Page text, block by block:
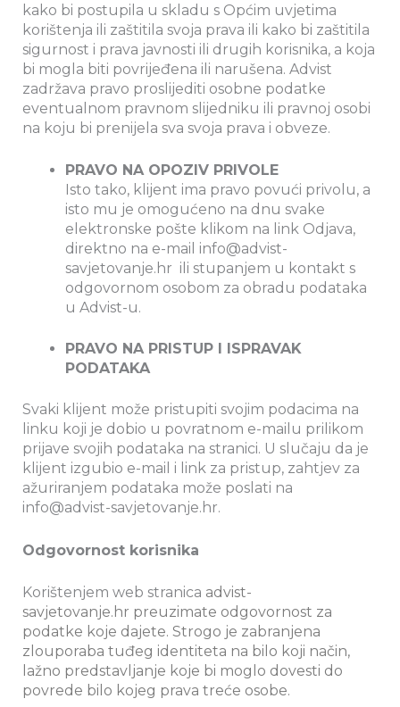
kako bi postupila u skladu s Općim uvjetima
korištenja ili zaštitila svoja prava ili kako bi zaštitila
sigurnost i prava javnosti ili drugih korisnika, a koja
bi mogla biti povrijeđena ili narušena. Advist
zadržava pravo proslijediti osobne podatke
eventualnom pravnom slijedniku ili pravnoj osobi
na koju bi prenijela sva svoja prava i obveze.
PRAVO NA OPOZIV PRIVOLE
Isto tako, klijent ima pravo povući privolu, a
isto mu je omogućeno na dnu svake
elektronske pošte klikom na link Odjava,
direktno na e-mail info@advist-
savjetovanje.hr ili stupanjem u kontakt s
odgovornom osobom za obradu podataka
u Advist-u.
PRAVO NA PRISTUP I ISPRAVAK
PODATAKA
Svaki klijent može pristupiti svojim podacima na
linku koji je dobio u povratnom e-mailu prilikom
prijave svojih podataka na stranici. U slučaju da je
klijent izgubio e-mail i link za pristup, zahtjev za
ažuriranjem podataka može poslati na
info@advist-savjetovanje.hr.
Odgovornost korisnika
Korištenjem web stranica advist-
savjetovanje.hr preuzimate odgovornost za
podatke koje dajete. Strogo je zabranjena
zlouporaba tuđeg identiteta na bilo koji način,
lažno predstavljanje koje bi moglo dovesti do
povrede bilo kojeg prava treće osobe.